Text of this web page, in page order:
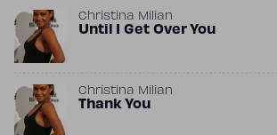
Christina Milian
Until I Get Over You
Christina Milian
Thank You